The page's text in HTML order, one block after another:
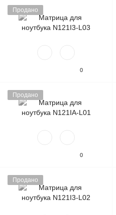
Продано
0
Продано
0
Продано